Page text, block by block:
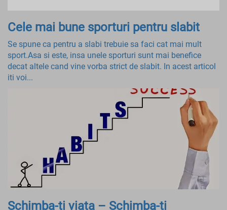
Cele mai bune sporturi pentru slabit
Se spune ca pentru a slabi trebuie sa faci cat mai mult
sport.Asa si este, insa unele sporturi sunt mai benefice
decat altele cand vine vorba strict de slabit. In acest articol
iti voi...
Schimba-ti viata – Schimba-ti